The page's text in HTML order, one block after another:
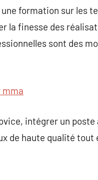
formation sur les
finesse des
sont des
mma
intégrer un
de haute qualité